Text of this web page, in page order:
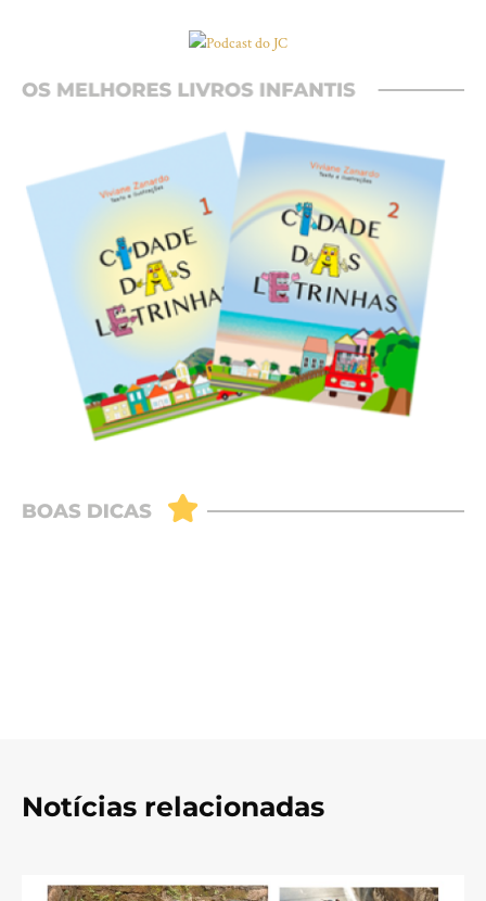
Notícias relacionadas